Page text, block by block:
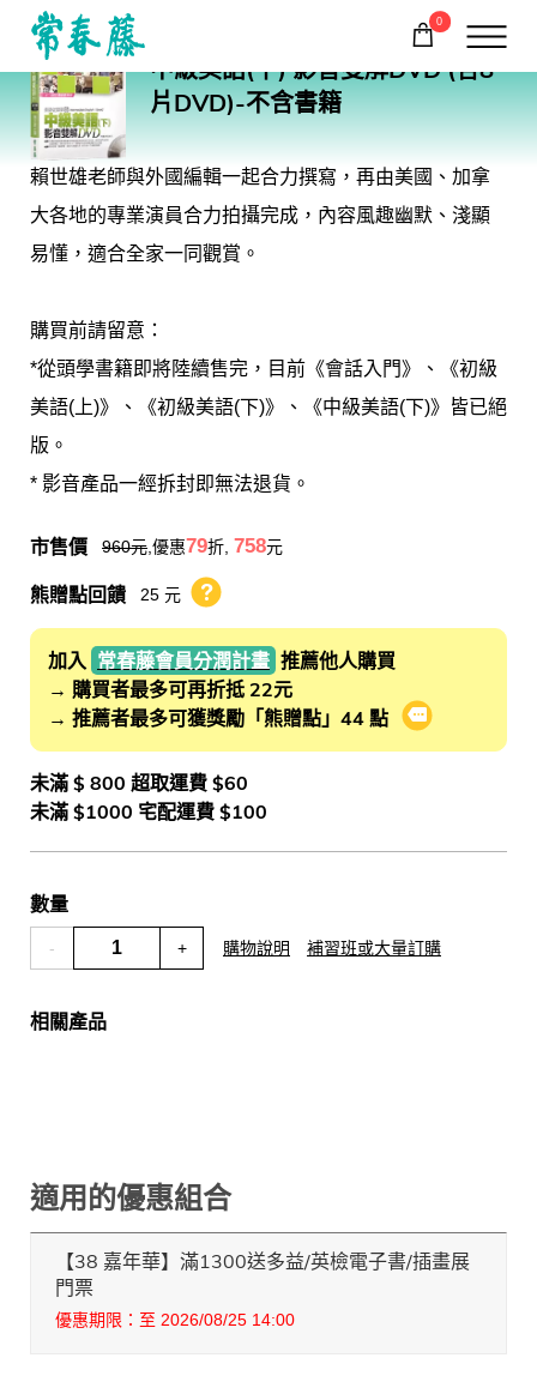
回常春藤首頁
0
購物車
中級美語(下) 影音雙解DVD (含8
片DVD)-不含書籍
賴世雄老師與外國編輯一起合力撰寫，再由美國、加拿
大各地的專業演員合力拍攝完成，內容風趣幽默、淺顯
易懂，適合全家一同觀賞。
購買前請留意：
*從頭學書籍即將陸續售完，目前《會話入門》、《初級
美語(上)》、《初級美語(下)》、《中級美語(下)》皆已絕
版。
* 影音產品一經拆封即無法退貨。
市售價 960元 ,優惠79折, 758元
熊贈點回饋 25 元 熊贈點回饋辦法
加入 常春藤會員分潤計畫 推薦他人購買
→ 購買者最多可再折抵 22元
→ 推薦者最多可獲獎勵「熊贈點」44 點
會員推薦分潤
未滿 $ 800 超取運費 $60
未滿 $1000 宅配運費 $100
數量
- + 購物說明 補習班或大量訂購
相關產品
適用的優惠組合
【38 嘉年華】滿1300送多益/英檢電子書/插畫展
門票
優惠期限：至 2026/08/25 14:00